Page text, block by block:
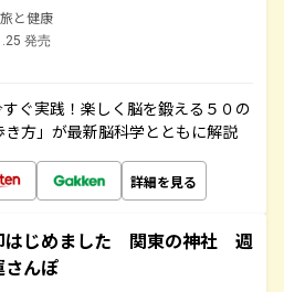
と健康
発売
ぐ実践！楽しく脳を鍛える５０の
き方」が最新脳科学とともに解説
詳細を見る
はじめました 関東の神社 週
さんぽ